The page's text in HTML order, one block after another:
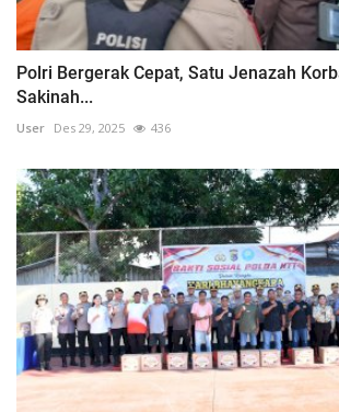
Polri Bergerak Cepat, Satu Jenazah
Sakinah...
User Des 29, 2025 436